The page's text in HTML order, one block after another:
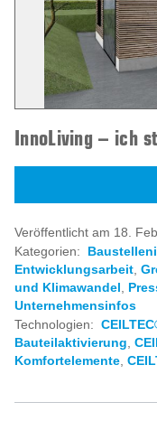
InnoLiving – ich
Veröffentlicht am 18.
Kategorien:
Entwicklungsarbeit
und Klimawandel
Unternehmensinfos
Technologien:
Bauteilaktivierung
Komfortelemente